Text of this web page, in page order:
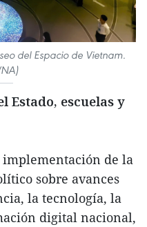
del Espacio de Vietnam.
Estado, escuelas y
implementación de la
sobre avances
la tecnología, la
digital nacional,